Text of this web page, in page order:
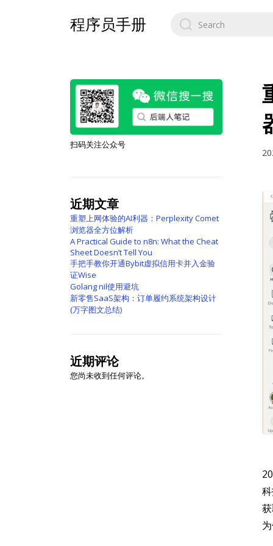
程序员手册
Search
for:
扫码关注公众号
近期文章
重塑上网体验的AI利器：Perplexity Comet
浏览器全方位解析
A Practical Guide to n8n: What the Cheat
Sheet Doesn’t Tell You
手把手教你开通Bybit虚拟信用卡并入金验
证Wise
Golang nil使用避坑
新零售SaaS架构：订单履约系统架构设计
(万字图文总结)
近期评论
您尚未收到任何评论。